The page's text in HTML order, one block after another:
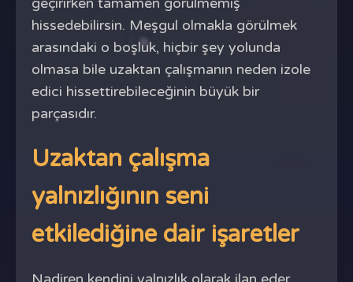
geçirirken tamamen görülmemiş
hissedebilirsin. Meşgul olmakla görülmek
arasındaki o boşluk, hiçbir şey yolunda
olmasa bile uzaktan çalışmanın neden izole
edici hissettirebileceğinin büyük bir
parçasıdır.
Uzaktan çalışma
yalnızlığının seni
etkilediğine dair işaretler